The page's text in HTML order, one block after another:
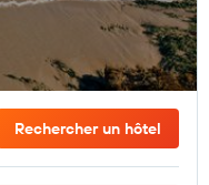
Rechercher un hôtel